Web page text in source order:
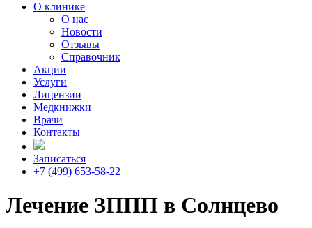
О клинике
О нас
Новости
Отзывы
Справочник
Акции
Услуги
Лицензии
Медкнижки
Врачи
Контакты
Записаться
+7 (499) 653-58-22
Лечение ЗППП в Солнцево